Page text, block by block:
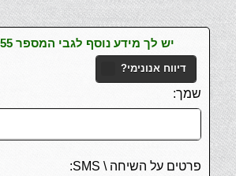
יש לך מידע נוסף לגבי המספר 02-2608055?
דיווח אנונימי?
שמך:
פרטים על השיחה \ SMS: